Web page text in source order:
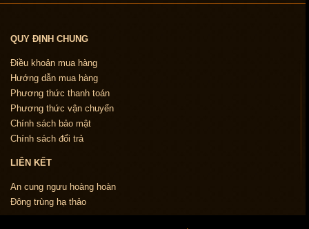
QUY ĐỊNH CHUNG
Điều khoản mua hàng
Hướng dẫn mua hàng
Phương thức thanh toán
Phương thức vận chuyển
Chính sách bảo mật
Chính sách đổi trả
LIÊN KẾT
An cung ngưu hoàng hoàn
Đông trùng hạ thảo